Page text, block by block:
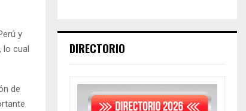
y
lo cual
de
DIRECTORIO